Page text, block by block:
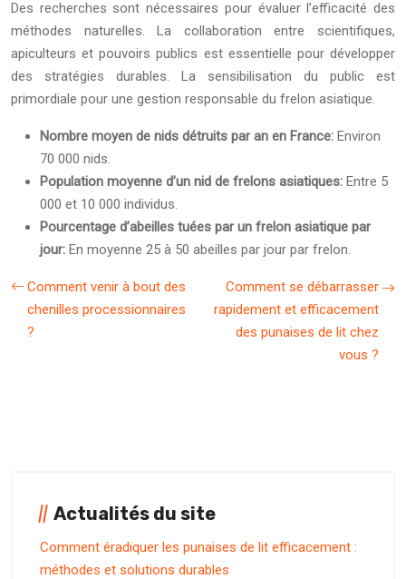
Des recherches sont nécessaires pour évaluer l’efficacité des
méthodes naturelles. La collaboration entre scientifiques,
apiculteurs et pouvoirs publics est essentielle pour développer
des stratégies durables. La sensibilisation du public est
primordiale pour une gestion responsable du frelon asiatique.
Nombre moyen de nids détruits par an en France: Environ
70 000 nids.
Population moyenne d’un nid de frelons asiatiques: Entre 5
000 et 10 000 individus.
Pourcentage d’abeilles tuées par un frelon asiatique par
jour: En moyenne 25 à 50 abeilles par jour par frelon.
Comment venir à bout des
chenilles processionnaires
?
Comment se débarrasser
rapidement et efficacement
des punaises de lit chez
vous ?
Actualités du site
Comment éradiquer les punaises de lit efficacement :
méthodes et solutions durables